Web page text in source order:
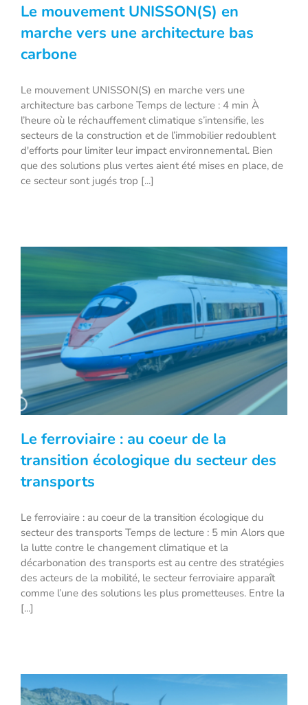
vers une architecture bas carbone
Le mouvement UNISSON(S) en
marche vers une architecture bas
carbone
Le mouvement UNISSON(S) en marche vers une
architecture bas carbone Temps de lecture : 4 min À
l’heure où le réchauffement climatique s’intensifie, les
secteurs de la construction et de l’immobilier redoublent
d'efforts pour limiter leur impact environnemental. Bien
que des solutions plus vertes aient été mises en place, de
ce secteur sont jugés trop [...]
écologique du secteur des transports
Le ferroviaire : au coeur de la
transition écologique du secteur des
transports
Le ferroviaire : au coeur de la transition écologique du
secteur des transports Temps de lecture : 5 min Alors que
la lutte contre le changement climatique et la
décarbonation des transports est au centre des stratégies
des acteurs de la mobilité, le secteur ferroviaire apparaît
comme l’une des solutions les plus prometteuses. Entre la
[...]